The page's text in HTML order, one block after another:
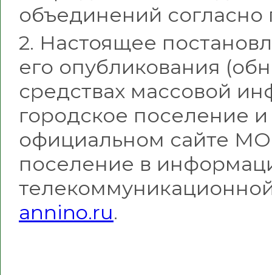
объединений
2. Настоящее
его опубликования
средствах массовой
городское поселение
официальном сайте
поселение в
annino.ru.